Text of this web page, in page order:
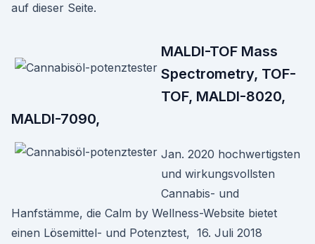
auf dieser Seite.
MALDI-TOF Mass
Spectrometry, TOF-
TOF, MALDI-8020,
MALDI-7090,
Jan. 2020 hochwertigsten
und wirkungsvollsten
Cannabis- und
Hanfstämme, die Calm by Wellness-Website bietet
einen Lösemittel- und Potenztest, 16. Juli 2018